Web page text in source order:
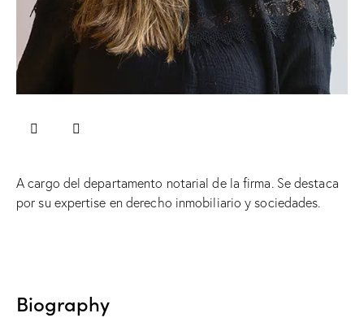
A cargo del departamento notarial de la firma. Se destaca
por su expertise en derecho inmobiliario y sociedades.
Biography